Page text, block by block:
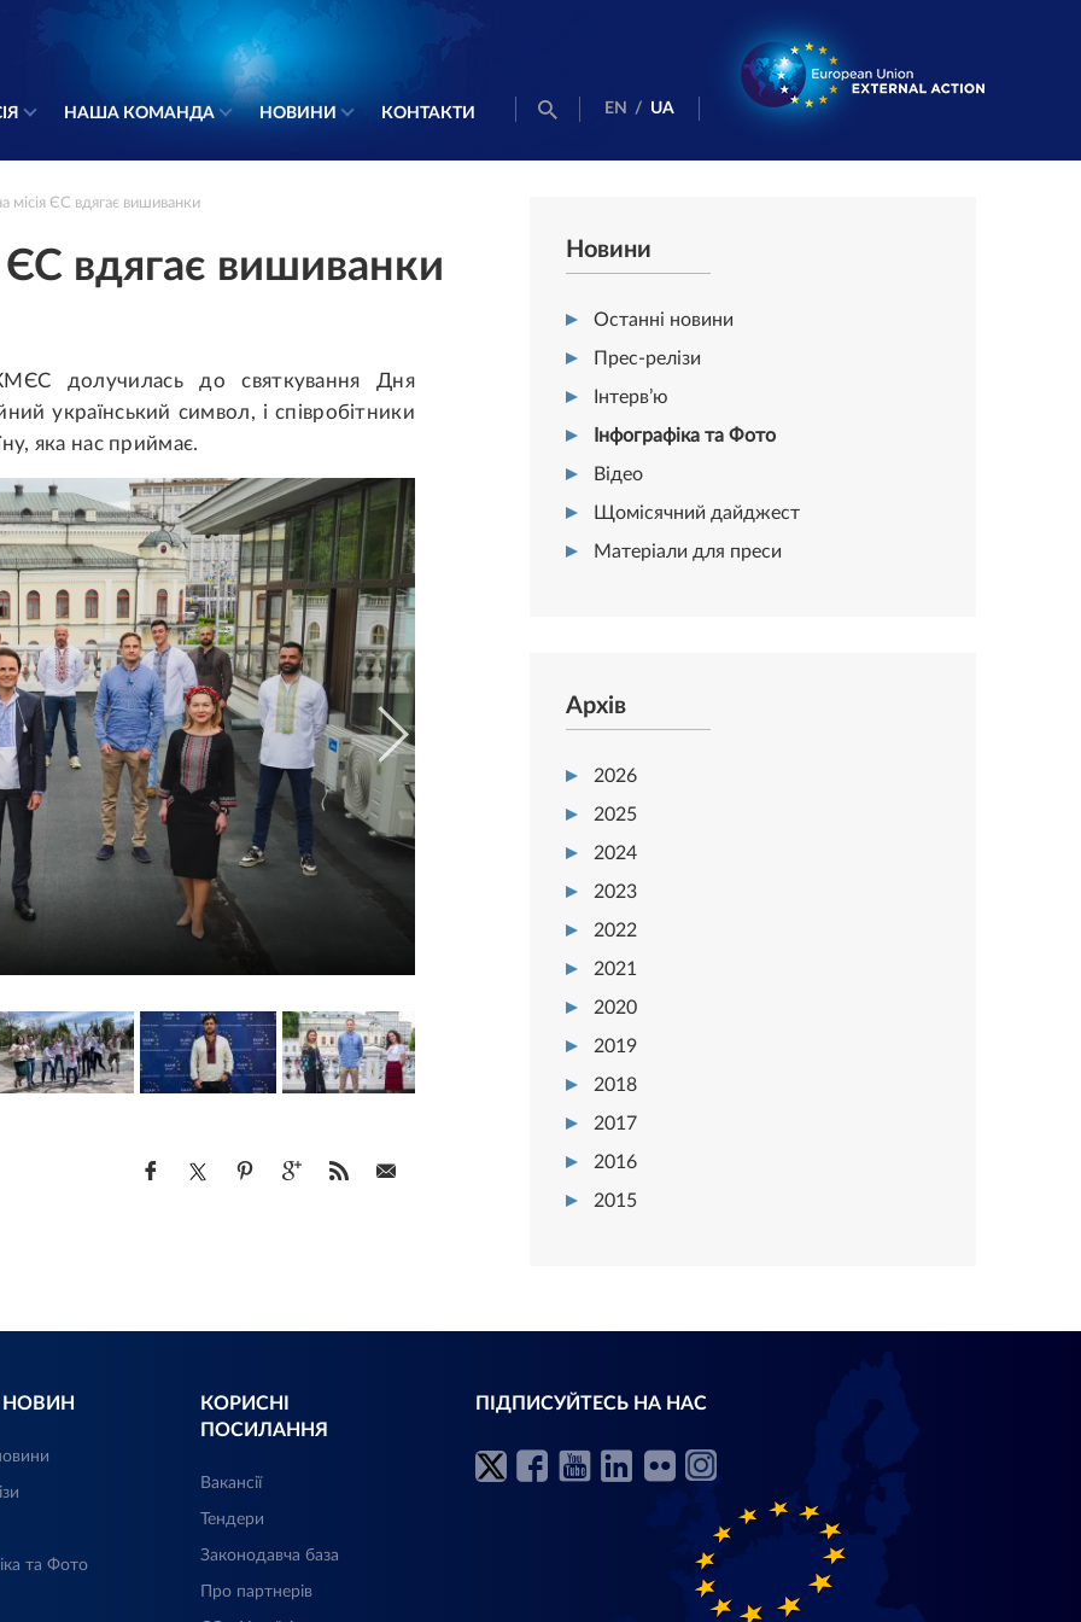
НАША КОМАНДА НОВИНИ КОНТАКТИ EN / UA
місія ЄС вдягає вишиванки
ЄС вдягає вишиванки
долучилась до святкування Дня
український символ, і співробітники
яка нас приймає.
Новини
Останні новини
Прес-релізи
Інтерв’ю
Інфографіка та Фото
Відео
Щомісячний дайджест
Матеріали для преси
Архів
2026
2025
2024
2023
2022
2021
2020
2019
2018
2017
2016
2015
НОВИН
та Фото
КОРИСНІ
ПОСИЛАННЯ
Вакансії
Тендери
Законодавча база
Про партнерів
ПІДПИСУЙТЕСЬ НА НАС